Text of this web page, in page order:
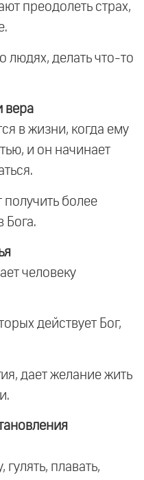
преодолеть страх,
людях, делать что-то
вера
в жизни, когда ему
и он начинает
получить более
Бога.
человеку
действует Бог,
дает желание жить
плавать,